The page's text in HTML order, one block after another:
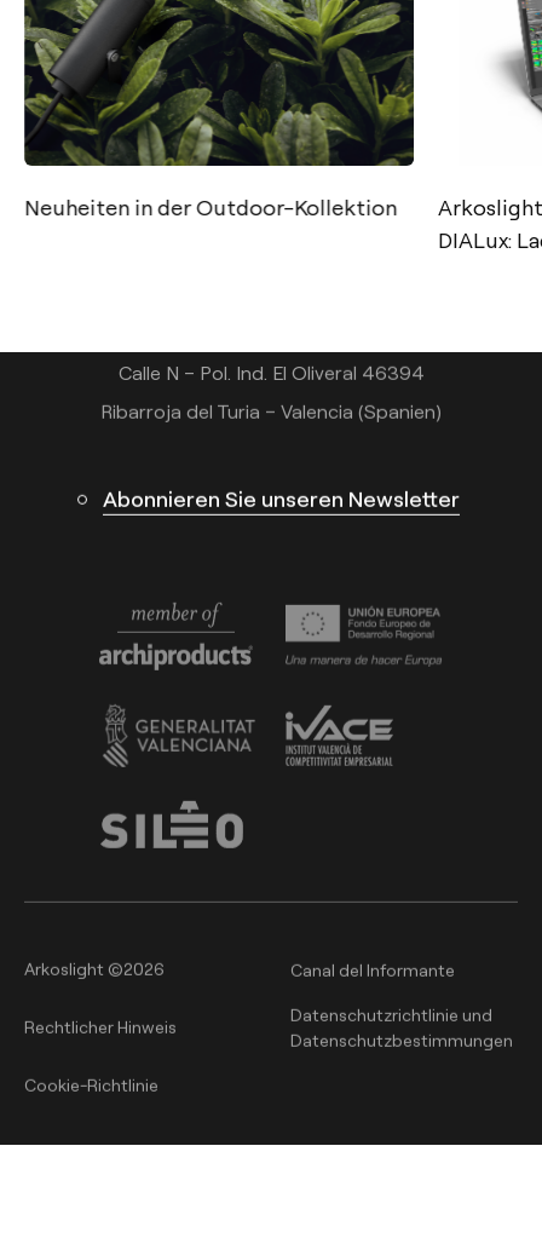
Neuheiten in der Outdoor-Kollektion
DIALux:
Kontakt
Tel.: +34 961 667 207
Calle N – Pol. Ind. El Oliveral 46394
Ribarroja del Turia – Valencia (Spanien)
Abonnieren Sie unseren Newsletter
Arkoslight ©2026 Canal del Informante
Rechtlicher Hinweis
Datenschutzrichtlinie und
Datenschutzbestimmungen
Cookie-Richtlinie